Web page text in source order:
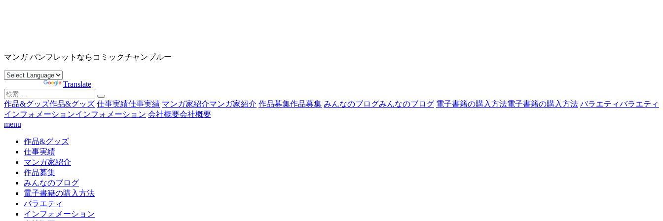
ツ
ス
ッ
プ
マンガ パンフレットならコミックチャンプルー
Translate
検
索
対
象:
作品&グッズ作品&グッズ 仕事実績仕事実績 マンガ家紹介マンガ家紹介 作品募集作品募集 みんなのブログみんなのブログ 電子書籍の購入方法電子書籍の購入方法 バラエティバラエティ
インフォメーションインフォメーション 会社概要会社概要
menu
作品&グッズ
仕事実績
マンガ家紹介
作品募集
みんなのブログ
電子書籍の購入方法
バラエティ
インフォメーション